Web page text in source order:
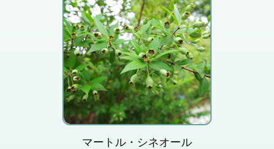
ユーカリ様の透明感のあ
る甘い香りです。
緊張感をやわらげてくれ
ます
マートル・シネオール